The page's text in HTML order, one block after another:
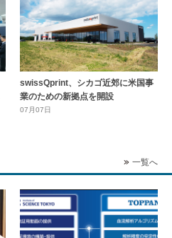
swissQprint、シカゴ近郊に⽶国事
業のための新拠点を開設
07月07日
一覧へ